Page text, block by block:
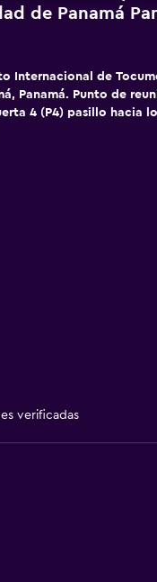
de Panamá
Internacional de
Panamá. Punto de
4 (P4) pasillo hacia
verificadas